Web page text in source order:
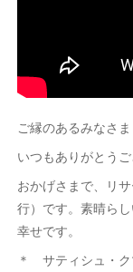
ご縁のあるみなさま
いつもありがとうご
おかげさまで、リ
行）です。素晴ら
幸せです。
＊ サティシュ・